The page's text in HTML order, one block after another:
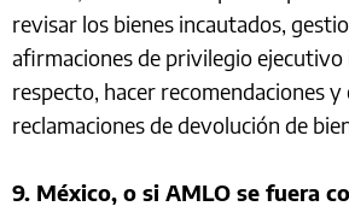
revisar los bienes incautados,
afirmaciones de privilegio ejecutivo
respecto, hacer recomendaciones y
reclamaciones de devolución de
9. México, o si AMLO se fuera